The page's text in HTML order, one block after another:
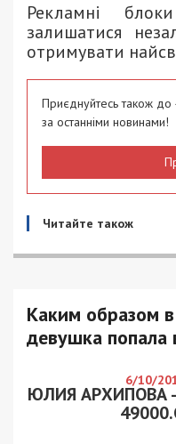
Рекламні
залишатися
отримувати
Приєднуйтесь також
за останніми новинами!
Читайте також
Каким образом
девушка попала
6/10/
ЮЛИЯ АРХИПОВА